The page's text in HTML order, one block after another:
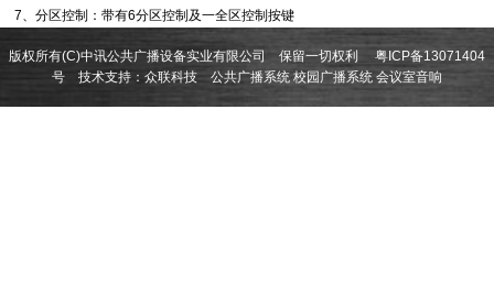
7、分区控制：带有6分区控制及一全区控制按键
版权所有(C)中讯公共广播设备实业有限公司 保留一切权利 粤ICP备13071404
号 技术支持： 众联科技 公共广播系统 校园广播系统 会议室音响